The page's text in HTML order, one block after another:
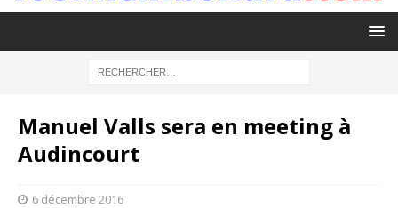
Manuel Valls sera en meeting à
Audincourt
6 décembre 2016